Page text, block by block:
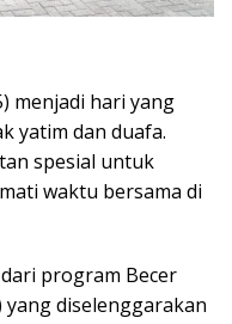
menjadi hari yang
yatim dan duafa.
spesial untuk
waktu bersama di
program Becer
yang diselenggarakan